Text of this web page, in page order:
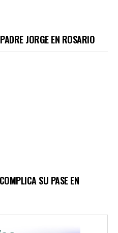
JORGE EN ROSARIO
SU PASE EN